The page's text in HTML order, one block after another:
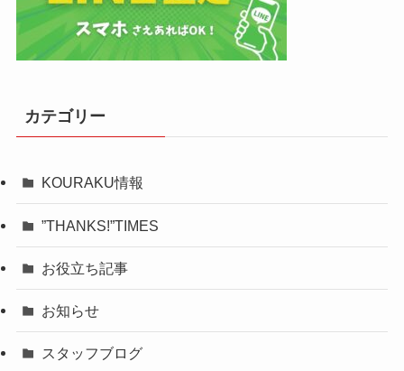
カテゴリー
KOURAKU情報
”THANKS!”TIMES
お役立ち記事
お知らせ
スタッフブログ